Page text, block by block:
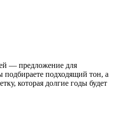
— предложение для
подбираете подходящий тон, а
которая долгие годы будет